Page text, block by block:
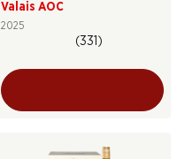
Valais AOC
2025
(331)